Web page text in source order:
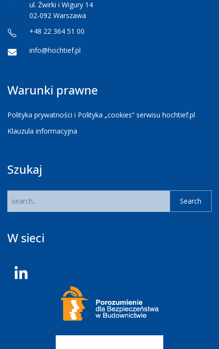
ul. Żwirki i Wigury 14
02-092 Warszawa
+48 22 364 51 00
info@hochtief.pl
Warunki prawne
Polityka prywatności i Polityka „cookies” serwisu hochtief.pl
Klauzula informacyjna
Szukaj
W sieci